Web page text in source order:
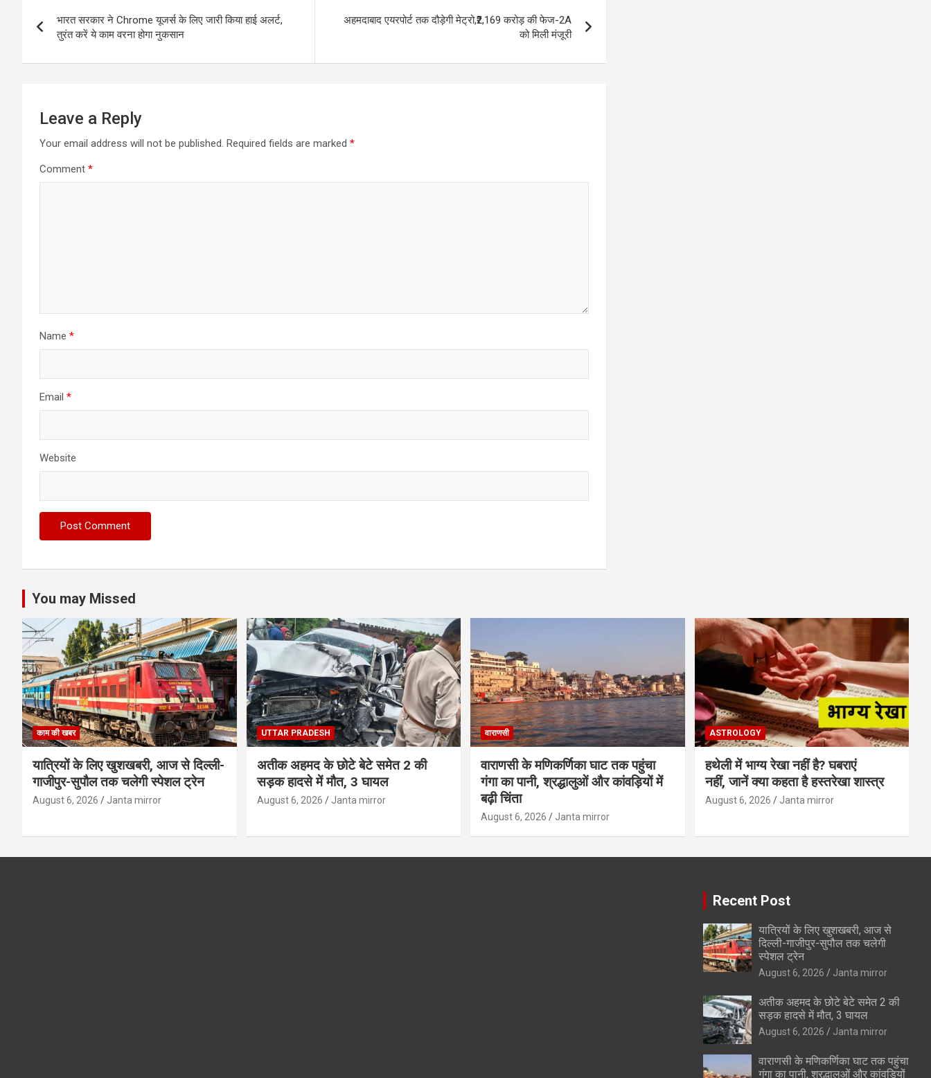
navigation
भारत सरकार ने Chrome यूजर्स के लिए जारी किया हाई अलर्ट,
तुरंत करें ये काम वरना होगा नुकसान
अहमदाबाद एयरपोर्ट तक दौड़ेगी मेट्रो,₹2,169 करोड़ की फेज-2A
को मिली मंजूरी
Leave a Reply
Your email address will not be published. Required fields are marked *
Comment *
Name *
Email *
Website
You may Missed
काम की खबर
यात्रियों के लिए खुशखबरी, आज से दिल्ली-
गाजीपुर-सुपौल तक चलेगी स्पेशल ट्रेन
August 6, 2026 Janta mirror
UTTAR PRADESH
अतीक अहमद के छोटे बेटे समेत 2 की
सड़क हादसे में मौत, 3 घायल
August 6, 2026 Janta mirror
वाराणसी
वाराणसी के मणिकर्णिका घाट तक पहुंचा
गंगा का पानी, श्रद्धालुओं और कांवड़ियों में
बढ़ी चिंता
August 6, 2026 Janta mirror
ASTROLOGY
हथेली में भाग्य रेखा नहीं है? घबराएं
नहीं, जानें क्या कहता है हस्तरेखा शास्त्र
August 6, 2026 Janta mirror
Recent Post
यात्रियों के लिए खुशखबरी, आज से
दिल्ली-गाजीपुर-सुपौल तक चलेगी
स्पेशल ट्रेन
August 6, 2026 Janta mirror
अतीक अहमद के छोटे बेटे समेत 2 की
सड़क हादसे में मौत, 3 घायल
August 6, 2026 Janta mirror
वाराणसी के मणिकर्णिका घाट तक पहुंचा
गंगा का पानी, श्रद्धालुओं और कांवड़ियों